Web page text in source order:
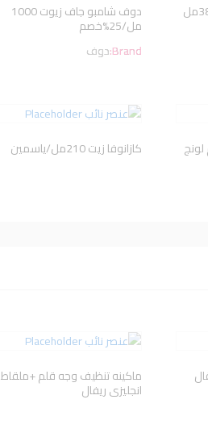
دوف شامبو جاف زيوت 1000
مل/25%خصم
Brand:دوف
كازانوفا زيت 210مل/ياسمين
ماكينه تنظيف وجه قلم +ملقاط
انجليزى ريفال